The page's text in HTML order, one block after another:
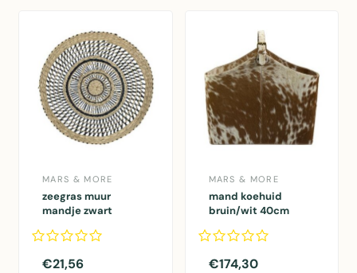
MARS & MORE
zeegras muur
mandje zwart
40cm*
€21,56
MARS & MORE
mand koehuid
bruin/wit 40cm
€174,30